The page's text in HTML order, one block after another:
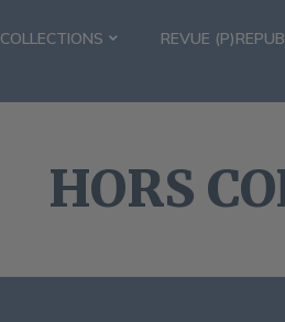
COLLECTIONS REVUE
HORS